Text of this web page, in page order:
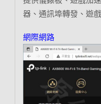
器、通訊埠轉發、遊
網際網路